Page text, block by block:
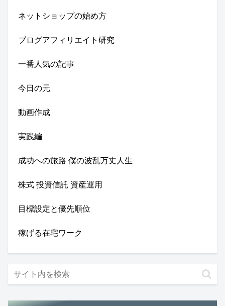
ネットショップの始め方
ブログアフィリエイト研究
一番人気の記事
今日の元
動画作成
実践編
成功への旅路 僕の波乱万丈人生
株式 投資信託 資産運用
目標設定と優先順位
稼げる在宅ワーク